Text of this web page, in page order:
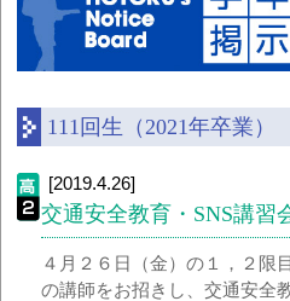
111回生（2021年卒業）
[2019.4.26]
交通安全教育・SNS講習
４月２６日（金）の１，２限
の講師をお招きし、交通安全